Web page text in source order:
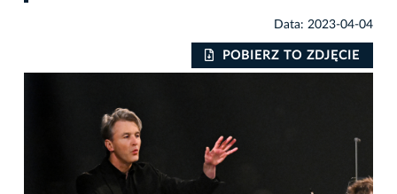
Data: 2023-04-04
POBIERZ TO ZDJĘCIE